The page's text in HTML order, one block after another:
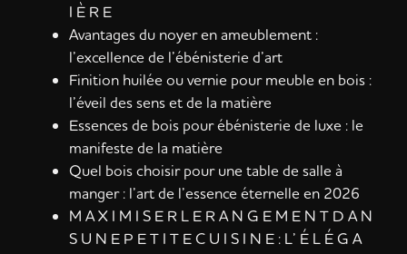
I È R E
Avantages du noyer en ameublement :
l’excellence de l’ébénisterie d’art
Finition huilée ou vernie pour meuble en bois :
l’éveil des sens et de la matière
Essences de bois pour ébénisterie de luxe : le
manifeste de la matière
Quel bois choisir pour une table de salle à
manger : l’art de l’essence éternelle en 2026
M A X I M I S E R L E R A N G E M E N T D A N
S U N E P E T I T E C U I S I N E : L’ É L É G A